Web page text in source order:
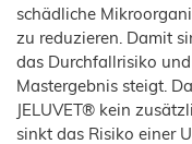
schädliche
zu reduzieren. Damit
das Durchfallrisiko
Mastergebnis steigt. Da
JELUVET® kein
sinkt das Risiko einer